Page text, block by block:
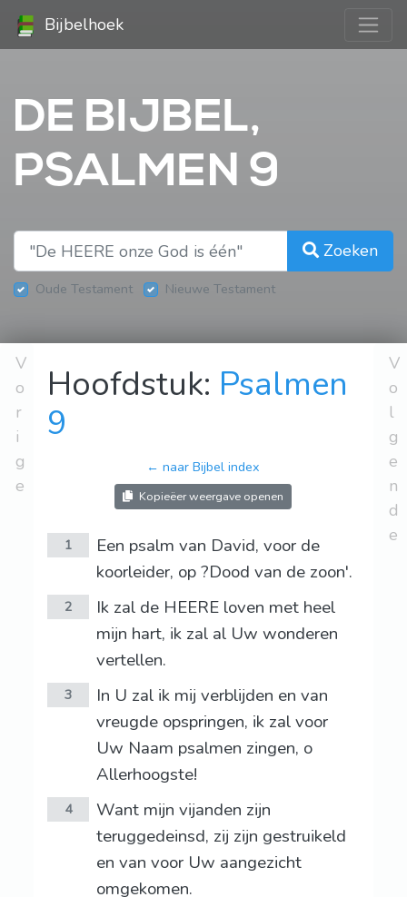
Bijbelhoek
DE BIJBEL,
PSALMEN 9
Zoeken
Oude Testament Nieuwe Testament
V
o
r
i
g
e
Hoofdstuk: Psalmen
9
← naar Bijbel index
Kopieëer weergave openen
1
Een psalm van David, voor de
koorleider, op ?Dood van de zoon'.
2
Ik zal de HEERE loven met heel
mijn hart, ik zal al Uw wonderen
vertellen.
3
In U zal ik mij verblijden en van
vreugde opspringen, ik zal voor
Uw Naam psalmen zingen, o
Allerhoogste!
4
Want mijn vijanden zijn
teruggedeinsd, zij zijn gestruikeld
en van voor Uw aangezicht
omgekomen.
V
o
l
g
e
n
d
e